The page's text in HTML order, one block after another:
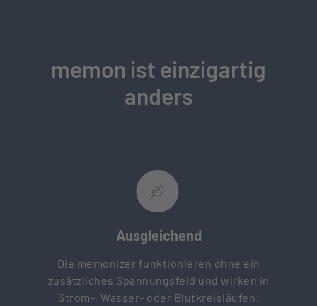
memon ist einzigartig
anders
Ausgleichend
Die memonizer funktionieren ohne ein
zusätzliches Spannungsfeld und wirken in
Strom-, Wasser- oder Blutkreisläufen.